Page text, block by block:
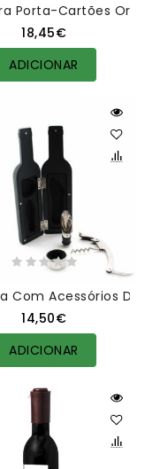
Personalizada
Porta-Cartões
18,45€
ADICIONAR
Preto
Com Acessórios De
14,50€
ADICIONAR